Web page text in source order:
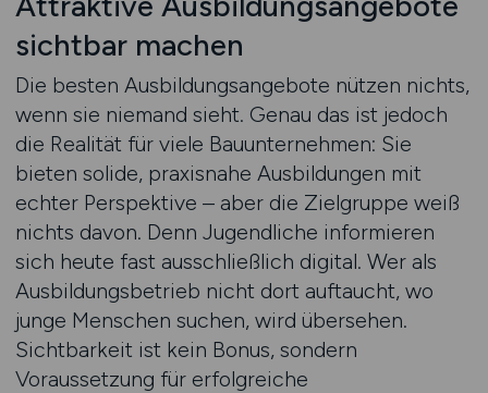
sichtbar machen
Die besten Ausbildungsangebote nützen nichts,
wenn sie niemand sieht. Genau das ist jedoch
die Realität für viele Bauunternehmen: Sie
bieten solide, praxisnahe Ausbildungen mit
echter Perspektive – aber die Zielgruppe weiß
nichts davon. Denn Jugendliche informieren
sich heute fast ausschließlich digital. Wer als
Ausbildungsbetrieb nicht dort auftaucht, wo
junge Menschen suchen, wird übersehen.
Sichtbarkeit ist kein Bonus, sondern
Voraussetzung für erfolgreiche